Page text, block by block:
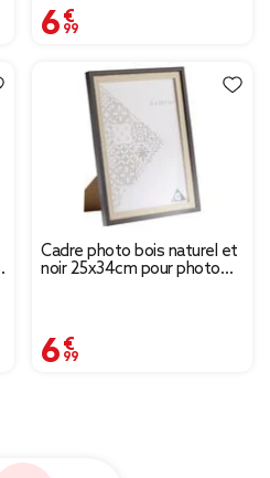
6,99 €
Cadre photo bois naturel et
noir 25x34cm pour photo
6,99 €